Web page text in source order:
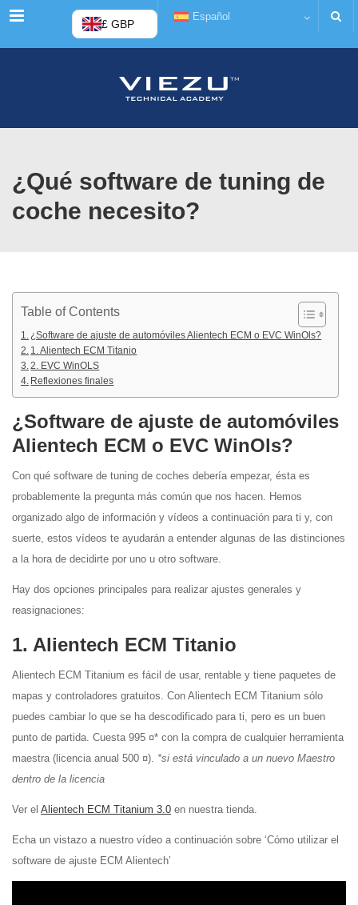
Menú £ GBP
Español
¿Qué software de tuning de
coche necesito?
Table of Contents
¿Software de ajuste de automóviles Alientech ECM o EVC WinOls?
1. Alientech ECM Titanio
2. EVC WinOLS
Reflexiones finales
¿Software de ajuste de automóviles
Alientech ECM o EVC WinOls?
Con qué software de tuning de coches debería empezar, ésta es
probablemente la pregunta más común que nos hacen. Hemos
organizado algo de información y vídeos a continuación para ti y, con
suerte, estos vídeos te ayudarán a entender algunas de las distinciones
a la hora de decidirte por uno u otro software.
Hay dos opciones principales para realizar ajustes generales y
reasignaciones:
1. Alientech ECM Titanio
Alientech ECM Titanium es fácil de usar, rentable y tiene paquetes de
mapas y controladores gratuitos. Con Alientech ECM Titanium sólo
puedes cambiar lo que se ha descodificado para ti, pero es un buen
punto de partida. Cuesta 995 ¤* con la compra de cualquier herramienta
maestra (licencia anual 500 ¤). *si está vinculado a un nuevo Maestro
dentro de la licencia
Ver el Alientech ECM Titanium 3.0 en nuestra tienda.
Echa un vistazo a nuestro vídeo a continuación sobre ‘Cómo utilizar el
software de ajuste ECM Alientech’